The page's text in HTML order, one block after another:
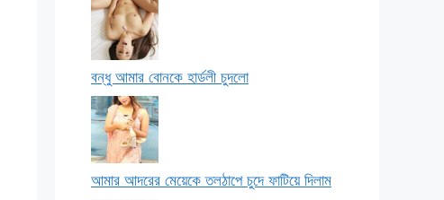
বন্ধু আমার বোনকে হার্ডলী চুদলো
আমার আদরের মেয়েকে তলঠাপে চুদে ফাটিয়ে দিলাম